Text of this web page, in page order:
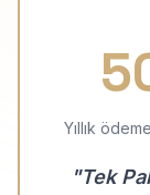
Yıllık
"Tek